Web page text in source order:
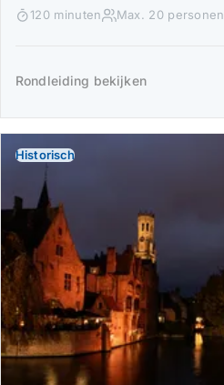
120 minuten Max. 20 personen
Rondleiding bekijken
Historisch